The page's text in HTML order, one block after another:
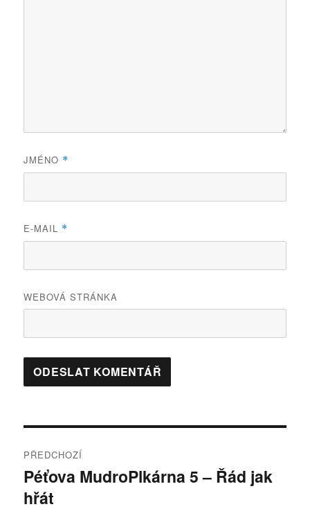
JMÉNO *
E-MAIL *
WEBOVÁ STRÁNKA
pro
příspěvek
PŘEDCHOZÍ
Předchozí
příspěvek:
Péťova MudroPlkárna 5 – Řád jak
hřát